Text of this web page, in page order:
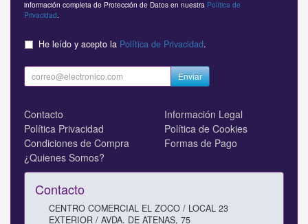
información completa de Protección de Datos en nuestra Política de
Privacidad
He leído y acepto la Política de Privacidad.
Enviar
Contacto
Información Legal
Política Privacidad
Política de Cookies
Condiciones de Compra
Formas de Pago
¿Quienes Somos?
Contacto
CENTRO COMERCIAL EL ZOCO / LOCAL 23
EXTERIOR / AVDA. DE ATENAS, 75